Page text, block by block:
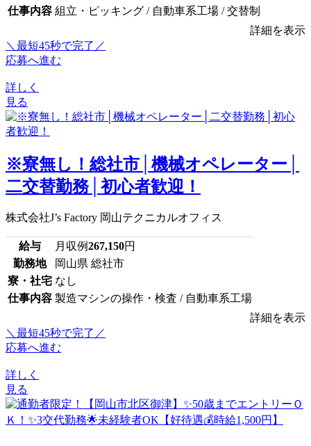
仕事内容 組立・ピッキング / 自動車系工場 / 交替制
詳細を表示
＼最短45秒で完了／
応募へ進む
詳しく
見る
※寮無し！総社市│機械オペレーター│
二交替勤務│初心者歓迎！
株式会社J’s Factory 岡山テクニカルオフィス
給与 月収例267,150円
勤務地
岡山県 総社市
寮・社宅 なし
仕事内容 製造マシンの操作・検査 / 自動車系工場
詳細を表示
＼最短45秒で完了／
応募へ進む
詳しく
見る